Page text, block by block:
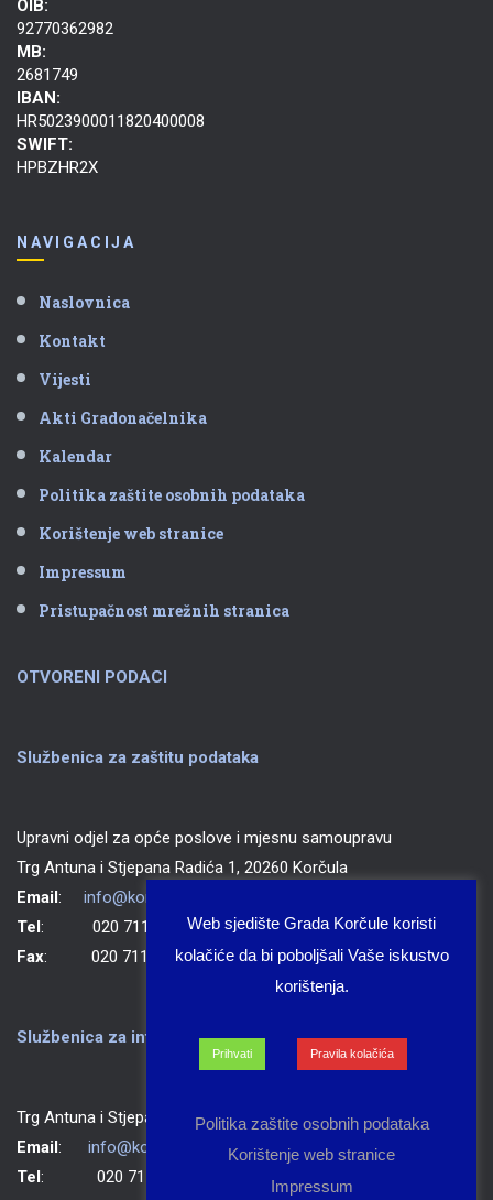
OIB:
92770362982
MB:
2681749
IBAN:
HR5023900011820400008
SWIFT:
HPBZHR2X
NAVIGACIJA
Naslovnica
Kontakt
Vijesti
Akti Gradonačelnika
Kalendar
Politika zaštite osobnih podataka
Korištenje web stranice
Impressum
Pristupačnost mrežnih stranica
OTVORENI PODACI
Službenica za zaštitu podataka
Upravni odjel za opće poslove i mjesnu samoupravu
Trg Antuna i Stjepana Radića 1, 20260 Korčula
Email: info@korcula.hr
Tel: 020 711 150
Fax: 020 711 702
Službenica za informiranje Grada Korčule
Trg Antuna i Stjepana Radića 1, 20260 Korčula
Email: info@korcula.hr
Tel: 020 711 150
Web sjedište Grada Korčule koristi
kolačiće da bi poboljšali Vaše iskustvo
korištenja.
Prihvati Pravila kolačića
Politika zaštite osobnih podataka
Korištenje web stranice
Impressum